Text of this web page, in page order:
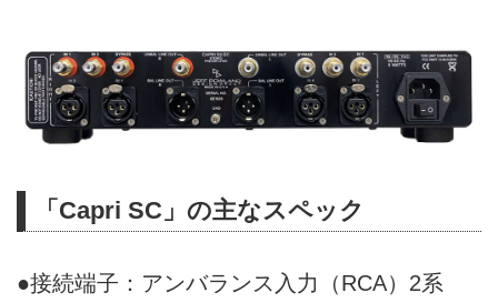
「Capri SC」の主なスペック
●接続端子：アンバランス入力（RCA）2系